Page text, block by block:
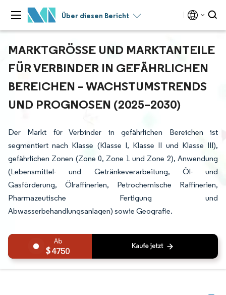
Über diesen Bericht
MARKTGRÖSSE UND MARKTANTEILE F
ÜR VERBINDER IN GEFÄHRLICHEN B
EREICHEN – WACHSTUMSTRENDS U
ND PROGNOSEN (2025–2030)
Der Markt für Verbinder in gefährlichen Bereichen ist
segmentiert nach Klasse (Klasse I, Klasse II und Klasse III),
gefährlichen Zonen (Zone 0, Zone 1 und Zone 2), Anwendung
(Lebensmittel- und Getränkeverarbeitung, Öl- und
Gasförderung, Ölraffinerien, Petrochemische Raffinerien,
Pharmazeutische Fertigung und
Abwasserbehandlungsanlagen) sowie Geografie.
4750